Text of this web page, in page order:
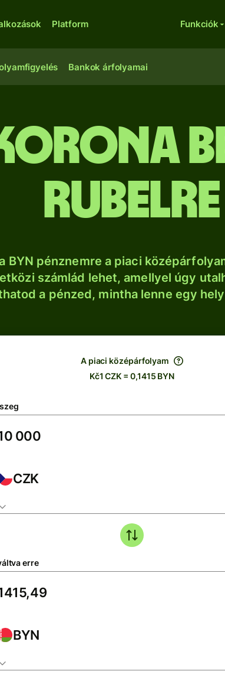
Platform Funkciók
Bankok árfolyamai
rubelre
BYN pénznemre a piaci
számlád lehet, amellyel úgy
a pénzed, mintha lenne egy
A piaci középárfolyam
Kč1 CZK = 0,1415 BYN
CZK
erre
BYN